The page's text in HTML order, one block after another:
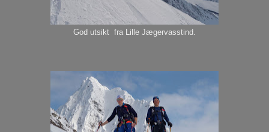
God utsikt fra Lille Jægervasstind.